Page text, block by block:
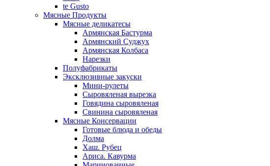
te Gusto
Мясные Продукты
Мясные деликатесы
Армянская Бастурма
Армянский Суджух
Армянская Колбаса
Нарезки
Полуфабрикаты
Эксклюзивные закуски
Мини-рулеты
Сыровяленая вырезка
Говядина сыровяленая
Свинина сыровяленая
Мясные Консервации
Готовые блюда и обеды
Долма
Хаш. Рубец
Ариса. Кавурма